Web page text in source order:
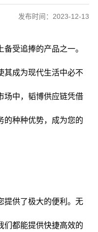
发布时间：2023-12-13
受追捧的产品之一。
其成为现代生活中必不
场中，韬博供应链凭借
的种种优势，成为您的
提供了极大的便利。无
们都能提供快捷高效的